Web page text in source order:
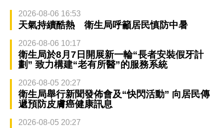
2026-08-06 16:53
天氣持續酷熱 衛生局呼籲居民慎防中暑
2026-08-06 10:17
衛生局於8月7日開展新一輪“長者安裝假牙計
劃” 致力構建“老有所醫”的服務系統
2026-08-05 20:27
衛生局舉行新聞發佈會及“快閃活動” 向居民傳
遞預防皮膚癌健康訊息
2026-08-05 20:27